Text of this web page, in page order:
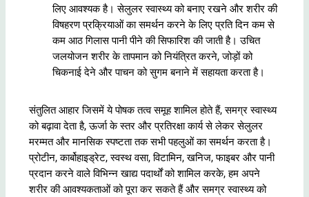
लिए आवश्यक है। सेलुलर स्वास्थ्य को बनाए रखने और शरीर की
विषहरण प्रक्रियाओं का समर्थन करने के लिए प्रति दिन कम से
कम आठ गिलास पानी पीने की सिफारिश की जाती है। उचित
जलयोजन शरीर के तापमान को नियंत्रित करने, जोड़ों को
चिकनाई देने और पाचन को सुगम बनाने में सहायता करता है।
संतुलित आहार जिसमें ये पोषक तत्व समूह शामिल होते हैं, समग्र स्वास्थ्य
को बढ़ावा देता है, ऊर्जा के स्तर और प्रतिरक्षा कार्य से लेकर सेलुलर
मरम्मत और मानसिक स्पष्टता तक सभी पहलुओं का समर्थन करता है।
प्रोटीन, कार्बोहाइड्रेट, स्वस्थ वसा, विटामिन, खनिज, फाइबर और पानी
प्रदान करने वाले विभिन्न खाद्य पदार्थों को शामिल करके, हम अपने
शरीर की आवश्यकताओं को पूरा कर सकते हैं और समग्र स्वास्थ्य को